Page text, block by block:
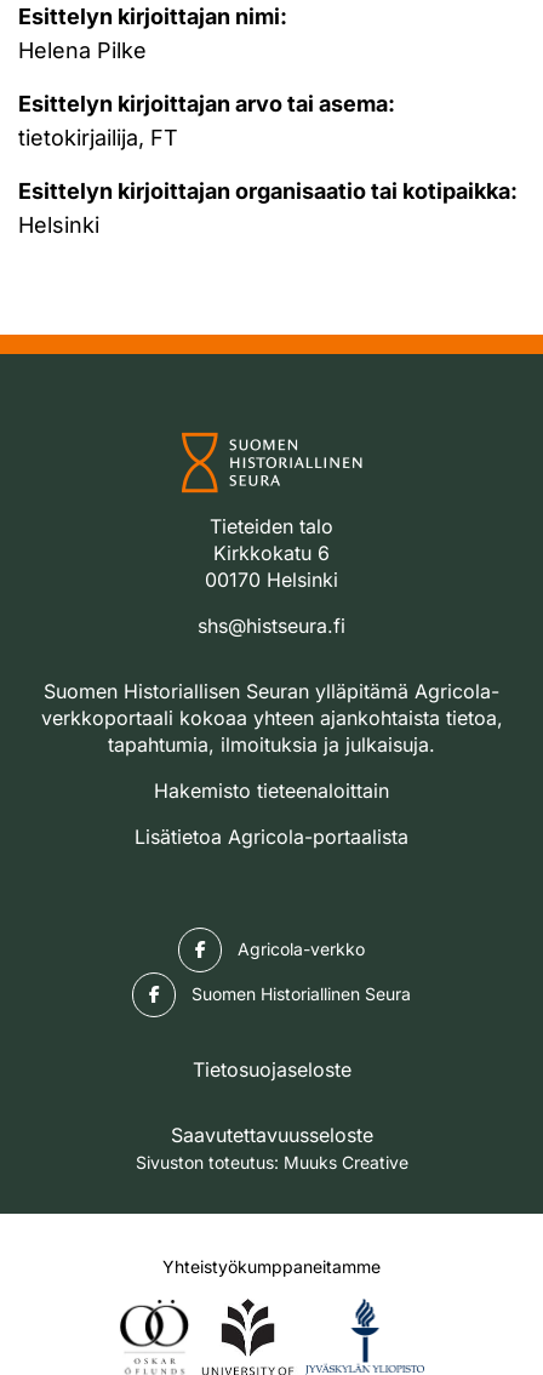
Esittelyn kirjoittajan nimi:
Helena Pilke
Esittelyn kirjoittajan arvo tai asema:
tietokirjailija, FT
Esittelyn kirjoittajan organisaatio tai kotipaikka:
Helsinki
Tieteiden talo
Kirkkokatu 6
00170 Helsinki
shs@histseura.fi
Suomen Historiallisen Seuran ylläpitämä Agricola-
verkkoportaali kokoaa yhteen ajankohtaista tietoa,
tapahtumia, ilmoituksia ja julkaisuja.
Hakemisto tieteenaloittain
Lisätietoa Agricola-portaalista
Agricola-verkko
Suomen Historiallinen Seura
Tietosuojaseloste
Saavutettavuusseloste
Sivuston toteutus: Muuks Creative
Yhteistyökumppaneitamme